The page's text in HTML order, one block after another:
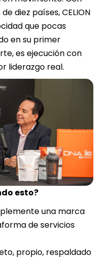
diez países, CELION
que pocas
en su primer
es ejecución con
liderazgo real.
esto?
una marca
de servicios
propio, respaldado